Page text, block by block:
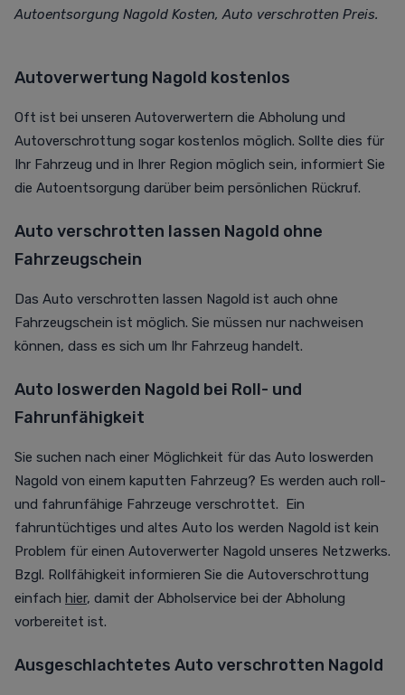
Autoentsorgung Nagold Kosten, Auto verschrotten Preis.
Autoverwertung Nagold kostenlos
Oft ist bei unseren Autoverwertern die Abholung und
Autoverschrottung sogar kostenlos möglich. Sollte dies für
Ihr Fahrzeug und in Ihrer Region möglich sein, informiert Sie
die Autoentsorgung darüber beim persönlichen Rückruf.
Auto verschrotten lassen Nagold ohne
Fahrzeugschein
Das Auto verschrotten lassen Nagold ist auch ohne
Fahrzeugschein ist möglich. Sie müssen nur nachweisen
können, dass es sich um Ihr Fahrzeug handelt.
Auto loswerden Nagold bei Roll- und
Fahrunfähigkeit
Sie suchen nach einer Möglichkeit für das Auto loswerden
Nagold von einem kaputten Fahrzeug? Es werden auch roll-
und fahrunfähige Fahrzeuge verschrottet. Ein
fahruntüchtiges und altes Auto los werden Nagold ist kein
Problem für einen Autoverwerter Nagold unseres Netzwerks.
Bzgl. Rollfähigkeit informieren Sie die Autoverschrottung
einfach hier, damit der Abholservice bei der Abholung
vorbereitet ist.
Ausgeschlachtetes Auto verschrotten Nagold